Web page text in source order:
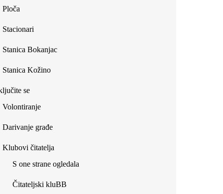
Ploča
Stacionari
Stanica Bokanjac
Stanica Kožino
se
Volontiranje
Darivanje građe
Klubovi čitatelja
S one strane ogledala
Čitateljski kluBB